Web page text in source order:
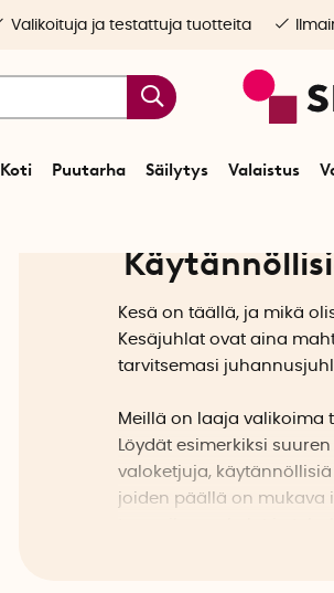
Koti Puutarha Säilytys Valaistus
Valikoituja ja testattuja tuotteita
Kesä on täällä, ja mikä
Kesäjuhlat ovat aina
tarvitsemasi
Meillä on laaja valikoima
Löydät esimerkiksi
valoketjuja,
joiden päällä on mukava